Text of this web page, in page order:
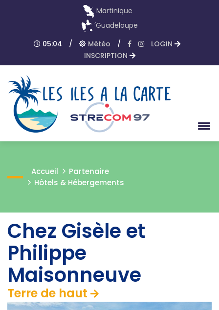
Martinique
Guadeloupe
05:04
/ Météo /
LOGIN
INSCRIPTION
Accueil
Partenaire
Hôtels & Hébergements
Chez Gisèle et
Philippe
Maisonneuve
Terre de haut